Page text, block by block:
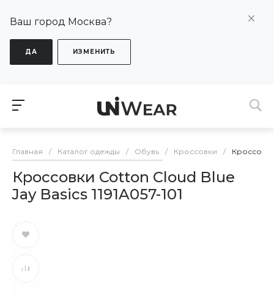
Ваш город Москва?
ДА ИЗМЕНИТЬ
Главная / Каталог одежды / Обувь / Кроссовки / Кроссовки
Кроссовки Cotton Cloud Blue
Jay Basics 1191A057-101